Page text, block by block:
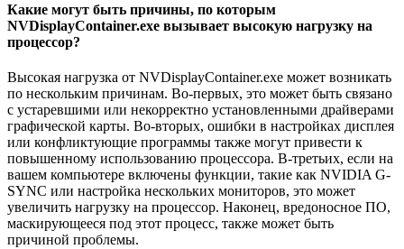
Какие могут быть причины, по которым
NVDisplayContainer.exe вызывает высокую нагрузку на
процессор?
Высокая нагрузка от NVDisplayContainer.exe может возникать
по нескольким причинам. Во-первых, это может быть связано
с устаревшими или некорректно установленными драйверами
графической карты. Во-вторых, ошибки в настройках дисплея
или конфликтующие программы также могут привести к
повышенному использованию процессора. В-третьих, если на
вашем компьютере включены функции, такие как NVIDIA G-
SYNC или настройка нескольких мониторов, это может
увеличить нагрузку на процессор. Наконец, вредоносное ПО,
маскирующееся под этот процесс, также может быть
причиной проблемы.